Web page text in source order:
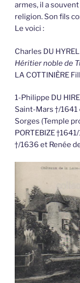
armes, il a
religion. Son fils
Le voici :
Charles DU
Héritier noble de
LA COTTINIÈRE
1-Philippe DU
Saint-Mars †/1641
Sorges (Temple
PORTEBIZE
†/1636 et Renée